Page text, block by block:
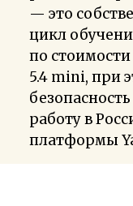
— это
цикл
по
5.4 mini, при
работу в
платформы